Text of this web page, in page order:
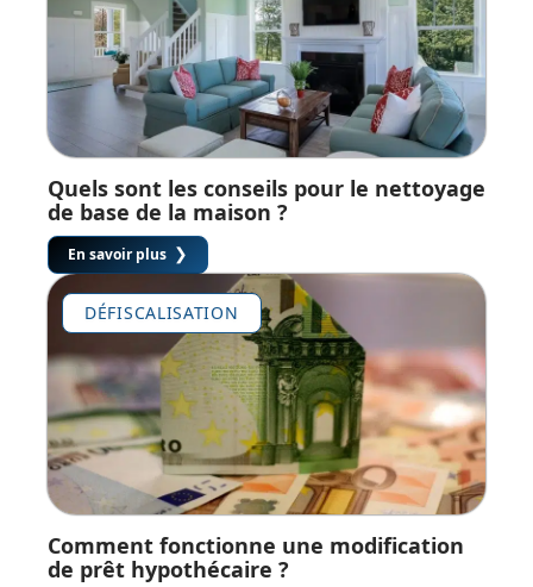
Quels sont les conseils pour le nettoyage
de base de la maison ?
En savoir plus
DÉFISCALISATION
Comment fonctionne une modification
de prêt hypothécaire ?